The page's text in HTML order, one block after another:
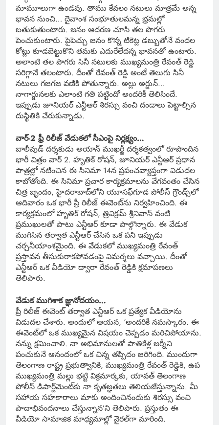
మామూలుగా ఉండవు. తాము కేవలం నటులు మాత్రమే అన్న
భావన నుంచి… దైవాంశ సంభూతులమన్న భ్రమల్లో
బతుకుతుంటారు. జనం ఆదరణ చూసి తల పొగరు
పెంచుకుంటారు. పైపెచ్చు జనం కొన్న టికెట్ల డబ్బుతోనే వందల
కోట్లు కూడబెట్టుకొని తమకు ఎదురేలేదన్న భావనతో ఉంటారు.
అలాంటి తల పొగరు సినీ నటులకు ముఖ్యమంత్రి రేవంత్ రెడ్డి
సరిగ్గానే తలంటారు. దీంతో రేవంత్ రెడ్డి అంటే తెలుగు సినీ
నటులు గజగజ వణికి పోతున్నారు. అల్లు అర్జున్…
నాగార్జునలకు ఎలాంటి గతి పట్టిందో అందరికీ తెలిసిందే.
ఇప్పుడు జూనియర్ ఎన్టీఆర్ శిరస్సు వంచి దండాలు పెట్టాల్సిన
దుస్థితికి చేరుకున్నాడు.
వార్-2 ఫ్రీ రిలీజ్ వేడుకలో సీఎంపై నిర్లక్ష్యం…
బాలీవుడ్ దర్శకుడు అయాన్ ముఖర్జీ దర్శకత్వంలో రూపొందిన
భారీ చిత్రం వార్ 2. హృతిక్ రోషన్, జూనియర్ ఎన్టీఆర్ ప్రధాన
పాత్రల్లో నటించిన ఈ సినిమా 14న ప్రపంచవ్యాప్తంగా విడుదల
కాబోతోంది. ఈ సినిమా ప్రచార కార్యక్రమాలను వేగవంతం చేసిన
చిత్ర బృందం, హైదరాబాద్‌లోని యూసఫ్‌గూడ పోలీస్ గ్రౌండ్స్‌లో
ఆదివారం ఒక భారీ ప్రీ రిలీజ్ ఈవెంట్‌ను నిర్వహించింది. ఈ
కార్యక్రమంలో హృతిక్ రోషన్, త్రివిక్రమ్ శ్రీనివాస్ వంటి
ప్రముఖులతో పాటు ఎన్టీఆర్ కూడా పాల్గొన్నారు. ఈ వేడుక
ముగిసిన తర్వాత ఎన్టీఆర్ చేసిన ఒక పని ఇప్పుడు
చర్చనీయాంశమైంది. ఈ వేడుకలో ముఖ్యమంత్రి రేవంత్
ప్రస్తావన తీసుకురాకపోవడంపై విమర్శలు వచ్చాయి. దీంతో
ఎన్టీఆర్ ఒక వీడియో ద్వారా రేవంత్ రెడ్డికి క్షమాపణలు
తెలిపారు.
వేడుక ముగిశాక జ్ఞానోదయం…
ప్రీ రిలీజ్ ఈవెంట్ తర్వాత ఎన్టీఆర్ ఒక ప్రత్యేక వీడియోను
విడుదల చేశారు. అందులో ఆయన, ‘అందరికీ నమస్కారం. ఈ
ఈవెంట్‌లో ఒక ముఖ్యమైన విషయం చెప్పడం మరిచిపోయాను.
నన్ను క్షమించాలి. నా అభిమానులతో పాతికేళ్ల జర్నీని
పంచుకునే ఆనందంలో ఒక చిన్న తప్పిదం జరిగింది. ముందుగా
తెలంగాణ రాష్ట్ర ప్రభుత్వానికి, ముఖ్యమంత్రి రేవంత్ రెడ్డికి, ఉప
ముఖ్యమంత్రి మల్లు భట్టి విక్రమార్కకు, యావత్ తెలంగాణ
పోలీస్ డిపార్ట్‌మెంట్‌కు నా కృతజ్ఞతలు తెలియజేస్తున్నాను. మీ
సహాయ సహకారాలు మాకు అందించినందుకు శిరస్సు వంచి
పాదాభివందనాలు చేస్తున్నాన’ని తెలిపారు. ప్రస్తుతం ఈ
వీడియో సామాజిక మాధ్యమాల్లో వైరల్‌గా మారింది.